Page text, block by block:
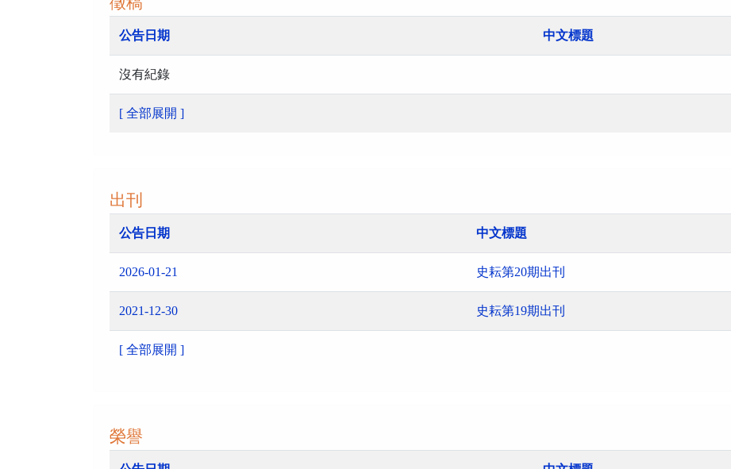
公告日期 中文標題
沒有紀錄
[ 全部展開 ]
出刊
公告日期 中文標題
2026-01-21 史耘第20期出刊
2021-12-30 史耘第19期出刊
[ 全部展開 ]
榮譽